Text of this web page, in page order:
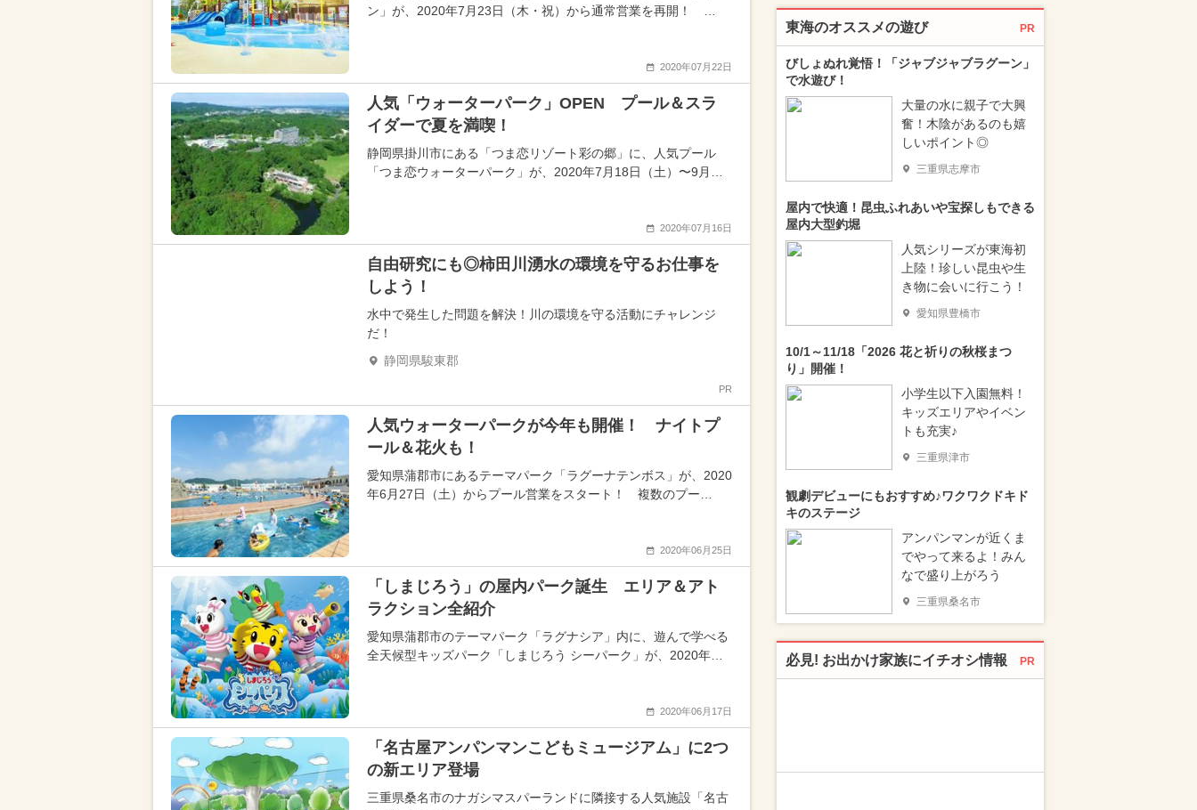
ン」が、2020年7月23日（木・祝）から通常営業を再開！ …
2020年07月22日
人気「ウォーターパーク」OPEN プール＆スラ
イダーで夏を満喫！
静岡県掛川市にある「つま恋リゾート彩の郷」に、人気プール
「つま恋ウォーターパーク」が、2020年7月18日（土）〜9月…
2020年07月16日
自由研究にも◎柿田川湧水の環境を守るお仕事を
しよう！
水中で発生した問題を解決！川の環境を守る活動にチャレンジ
だ！
静岡県駿東郡
PR
人気ウォーターパークが今年も開催！ ナイトプ
ール＆花火も！
愛知県蒲郡市にあるテーマパーク「ラグーナテンボス」が、2020
年6月27日（土）からプール営業をスタート！ 複数のプー…
2020年06月25日
「しまじろう」の屋内パーク誕生 エリア＆アト
ラクション全紹介
愛知県蒲郡市のテーマパーク「ラグナシア」内に、遊んで学べる
全天候型キッズパーク「しまじろう シーパーク」が、2020年…
2020年06月17日
「名古屋アンパンマンこどもミュージアム」に2つ
の新エリア登場
三重県桑名市のナガシマスパーランドに隣接する人気施設「名古
東海のオススメの遊び PR
びしょぬれ覚悟！「ジャブジャブラグーン」
で水遊び！
大量の水に親子で大興
奮！木陰があるのも嬉
しいポイント◎
三重県志摩市
屋内で快適！昆虫ふれあいや宝探しもできる
屋内大型釣堀
人気シリーズが東海初
上陸！珍しい昆虫や生
き物に会いに行こう！
愛知県豊橋市
10/1～11/18「2026 花と祈りの秋桜まつ
り」開催！
小学生以下入園無料！
キッズエリアやイベン
トも充実♪
三重県津市
観劇デビューにもおすすめ♪ワクワクドキド
キのステージ
アンパンマンが近くま
でやって来るよ！みん
なで盛り上がろう
三重県桑名市
必見! お出かけ家族にイチオシ情報 PR